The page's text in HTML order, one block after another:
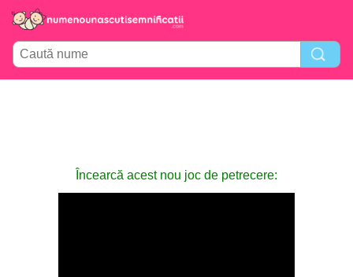
Încearcă acest nou joc de petrecere: